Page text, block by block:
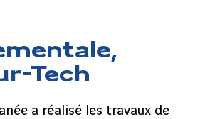
Tech
a réalisé les travaux de